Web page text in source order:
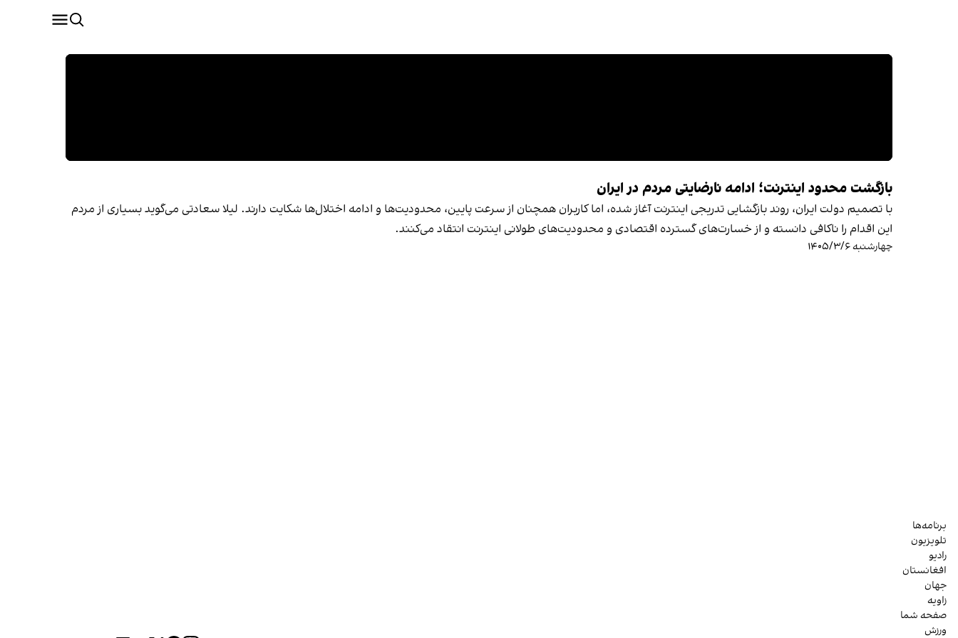
بازگشت محدود اینترنت؛ ادامه نارضایتی مردم در ایران
با تصمیم دولت ایران، روند بازگشایی تدریجی اینترنت آغاز شده، اما کاربران همچنان از سرعت پایین، محدودیت‌ها و ادامه اختلال‌ها شکایت دارند. لیلا سعادتی می‌گوید بسیاری از مردم
این اقدام را ناکافی دانسته و از خسارت‌های گسترده اقتصادی و محدودیت‌های طولانی اینترنت انتقاد می‌کنند.
چهارشنبه ۱۴۰۵/۳/۶
برنامه‌ها
تلویزیون
رادیو
افغانستان
جهان
زاویه
صفحه شما
ورزش